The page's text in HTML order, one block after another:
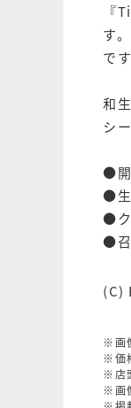
『
す
です
和
シ
●開
●生
●ク
●召
(C)
※画
※価
※店
※画